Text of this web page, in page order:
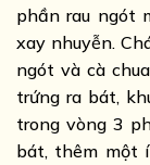
phần rau ngót
xay nhuyễn.
ngót và cà
trứng ra bát,
trong vòng 3
bát, thêm một